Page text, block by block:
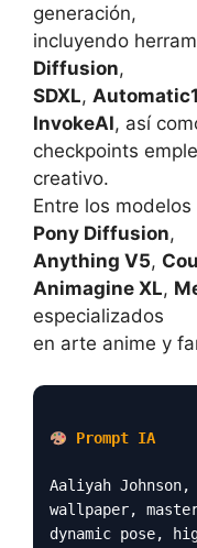
generación,
incluyendo
Diffusion,
SDXL,
InvokeAI, así
checkpoints
creativo.
Entre los
Pony Diffusion,
Anything V5,
Animagine XL,
especializados
en arte anime y
Prompt IA
Aaliyah
wallpaper,
dynamic pose,